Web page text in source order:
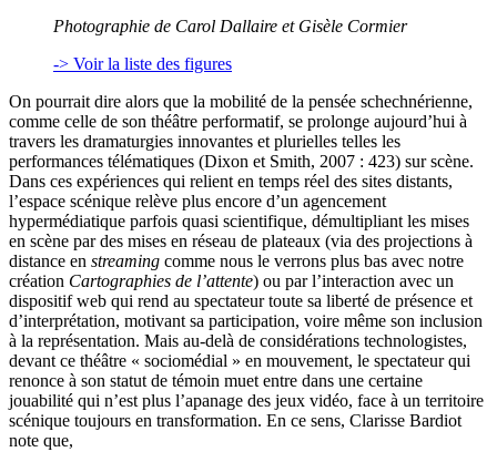
Photographie de Carol Dallaire et Gisèle Cormier
-> Voir la liste des figures
On pourrait dire alors que la mobilité de la pensée schechnérienne,
comme celle de son théâtre performatif, se prolonge aujourd’hui à
travers les dramaturgies innovantes et plurielles telles les
performances télématiques (Dixon et Smith, 2007 : 423) sur scène.
Dans ces expériences qui relient en temps réel des sites distants,
l’espace scénique relève plus encore d’un agencement
hypermédiatique parfois quasi scientifique, démultipliant les mises
en scène par des mises en réseau de plateaux (via des projections à
distance en streaming comme nous le verrons plus bas avec notre
création Cartographies de l’attente) ou par l’interaction avec un
dispositif web qui rend au spectateur toute sa liberté de présence et
d’interprétation, motivant sa participation, voire même son inclusion
à la représentation. Mais au-delà de considérations technologistes,
devant ce théâtre « sociomédial » en mouvement, le spectateur qui
renonce à son statut de témoin muet entre dans une certaine
jouabilité qui n’est plus l’apanage des jeux vidéo, face à un territoire
scénique toujours en transformation. En ce sens, Clarisse Bardiot
note que,